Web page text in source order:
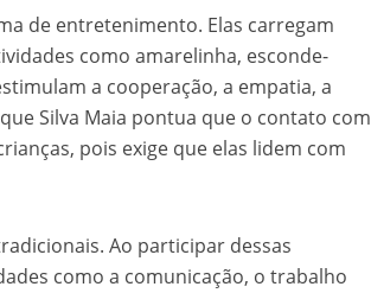
de entretenimento. Elas carregam
como amarelinha, esconde-
a cooperação, a empatia, a
Silva Maia pontua que o contato com
pois exige que elas lidem com
Ao participar dessas
como a comunicação, o trabalho